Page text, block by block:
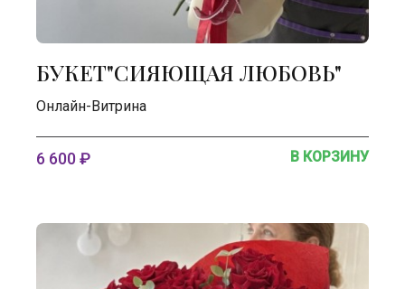
БУКЕТ"СИЯЮЩАЯ ЛЮБОВЬ"
Онлайн-Витрина
6 600 ₽ В КОРЗИНУ